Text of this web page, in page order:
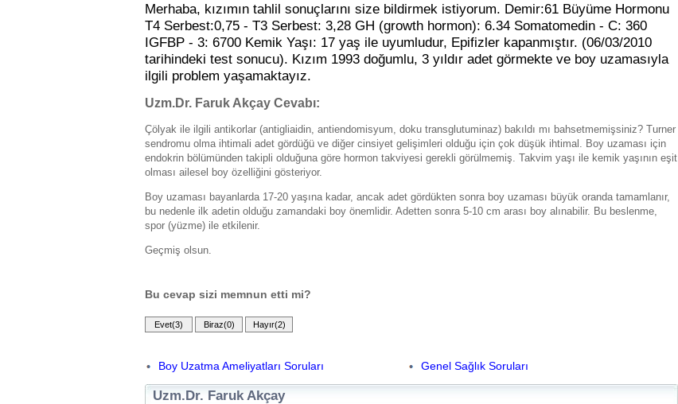
Merhaba, kızımın tahlil sonuçlarını size bildirmek istiyorum. Demir:61 Büyüme Hormonu
T4 Serbest:0,75 - T3 Serbest: 3,28 GH (growth hormon): 6.34 Somatomedin - C: 360
IGFBP - 3: 6700 Kemik Yaşı: 17 yaş ile uyumludur, Epifizler kapanmıştır. (06/03/2010
tarihindeki test sonucu). Kızım 1993 doğumlu, 3 yıldır adet görmekte ve boy uzamasıyla
ilgili problem yaşamaktayız.
Uzm.Dr. Faruk Akçay Cevabı:
Çölyak ile ilgili antikorlar (antigliaidin, antiendomisyum, doku transglutuminaz) bakıldı mı bahsetmemişsiniz? Turner
sendromu olma ihtimali adet gördüğü ve diğer cinsiyet gelişimleri olduğu için çok düşük ihtimal. Boy uzaması için
endokrin bölümünden takipli olduğuna göre hormon takviyesi gerekli görülmemiş. Takvim yaşı ile kemik yaşının eşit
olması ailesel boy özelliğini gösteriyor.
Boy uzaması bayanlarda 17-20 yaşına kadar, ancak adet gördükten sonra boy uzaması büyük oranda tamamlanır,
bu nedenle ilk adetin olduğu zamandaki boy önemlidir. Adetten sonra 5-10 cm arası boy alınabilir. Bu beslenme,
spor (yüzme) ile etkilenir.
Geçmiş olsun.
Bu cevap sizi memnun etti mi?
Boy Uzatma Ameliyatları Soruları Genel Sağlık Soruları
Uzm.Dr. Faruk Akçay